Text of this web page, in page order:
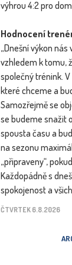
výhrou 4:2 pro
Hodnocení
„Dnešní výkon
vzhledem k tomu,
společný trénink.
které chceme a
Samozřejmě se
se budeme snažit
spousta času a
na sezonu
„připraveny“,
Každopádně s
spokojenost a
ČTVRTEK 6.8.2026